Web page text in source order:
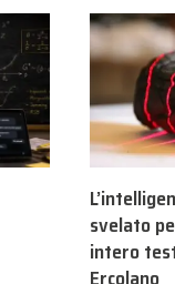
svelato
intero